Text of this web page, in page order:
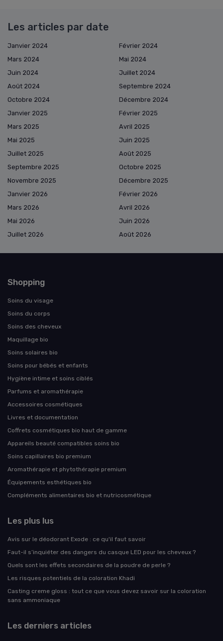
Les articles par date
Janvier 2024
Février 2024
Mars 2024
Mai 2024
Juin 2024
Juillet 2024
Août 2024
Septembre 2024
Octobre 2024
Décembre 2024
Janvier 2025
Février 2025
Mars 2025
Avril 2025
Mai 2025
Juin 2025
Juillet 2025
Août 2025
Septembre 2025
Octobre 2025
Novembre 2025
Décembre 2025
Janvier 2026
Février 2026
Mars 2026
Avril 2026
Mai 2026
Juin 2026
Juillet 2026
Août 2026
Shopping
Soins du visage
Soins du corps
Soins des cheveux
Maquillage bio
Soins solaires bio
Soins pour bébés et enfants
Hygiène intime et soins ciblés
Parfums et aromathérapie
Accessoires cosmétiques
Livres et documentation
Coffrets cosmétiques bio haut de gamme
Appareils beauté compatibles soins bio
Soins capillaires bio premium
Aromathérapie et phytothérapie premium
Équipements esthétiques bio
Compléments alimentaires bio et nutricosmétique
Les plus lus
Avis sur le déodorant Exode : ce qu'il faut savoir
Faut-il s’inquiéter des dangers du casque LED pour les cheveux ?
Quels sont les effets secondaires de la poudre de perle ?
Les risques potentiels de la coloration Khadi
Casting creme gloss : tout ce que vous devez savoir sur la coloration
sans ammoniaque
Les derniers articles